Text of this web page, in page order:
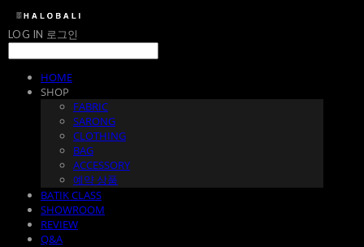
LOG IN 로그인
HOME
SHOP
FABRIC
SARONG
CLOTHING
BAG
ACCESSORY
예약 상품
BATIK CLASS
SHOWROOM
REVIEW
Q&A